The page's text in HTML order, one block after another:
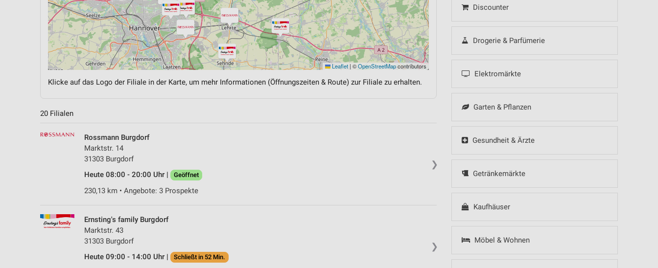
Discounter
Drogerie & Parfümerie
Elektromärkte
Garten & Pflanzen
Gesundheit & Ärzte
Getränkemärkte
Kaufhäuser
Möbel & Wohnen
Leaflet | ©OpenStreetMapcontributors
Klicke auf das Logo der Filiale in der Karte, um mehr Informationen (Öffnungszeiten & Route) zur Filiale zu erhalten.
20 Filialen
❯
Rossmann Burgdorf
Marktstr. 14
31303 Burgdorf
Heute 08:00 - 20:00 Uhr |
Geöffnet
230,13 km • Angebote: 3 Prospekte
❯
Ernsting's family Burgdorf
Marktstr. 43
31303 Burgdorf
Heute 09:00 - 14:00 Uhr |
Schließt in 52 Min.